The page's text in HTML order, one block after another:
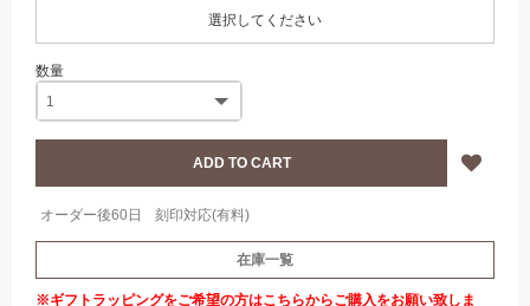
選択してください
オーダー後60日 刻印対応(有料)
在庫一覧
※ギフトラッピングをご希望の方はこちらからご購入をお願い致しま